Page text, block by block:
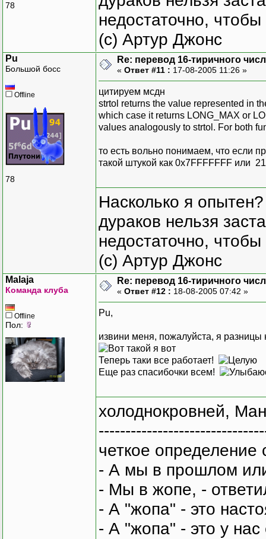
78
недостаточно, чтобы
(с) Артур Джонс
Pu
Большой босс
Offline
78
Re: перевод 16-тиричного
« Ответ #11 : 17-08-2005 11:26 »
цитируем мсдн
strtol returns the value represented in
which case it returns LONG_MAX or
values analogously to strtol. For both
то есть вольно понимаем, что если
такой штукой как 0x7FFFFFFF или
Насколько я
дураков нельзя
недостаточно, чтобы
(с) Артур Джонс
Malaja
Команда клуба
Offline
Пол:
Re: перевод 16-тиричного
« Ответ #12 : 18-08-2005 07:42 »
Pu,
извини меня, пожалуйста, я
Теперь таки все работает!
Еще раз спасибочки всем!
холоднокровней,
четкое
- А мы в прошлом
- Мы в жопе, -
- А "жопа" - это
- А "жопа" - это у